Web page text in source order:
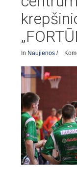
In Naujienos /